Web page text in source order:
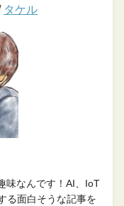
タケル
味なんです！AI、IoT
る面白そうな記事を